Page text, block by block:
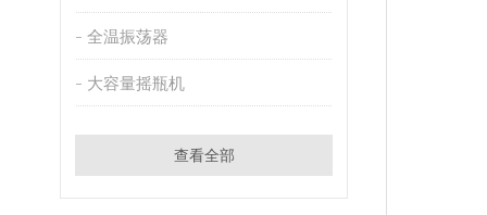
全温振荡器
大容量摇瓶机
查看全部